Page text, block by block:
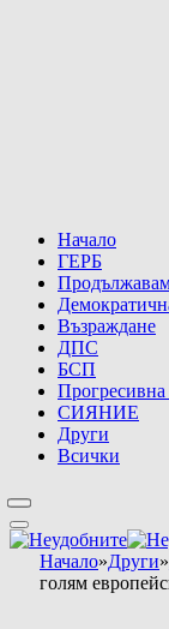
Начало
ГЕРБ
Възраждане
ДПС
БСП
Прогресивна
СИЯНИЕ
Други
Всички
Начало»Други»
голям